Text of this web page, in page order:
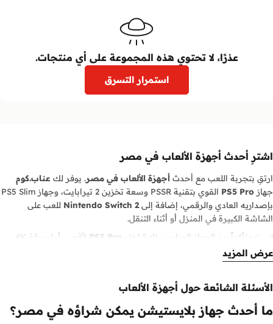
عذرًا، لا تحتوي هذه المجموعة على أي منتجات.
استمرار التسرق
اشترِ أحدث أجهزة الألعاب في مصر
ارتقِ بتجربة اللعب مع أحدث أجهزة الألعاب في مصر. يوفر لك عناب.كوم
جهاز PS5 Pro
القوي بتقنية PSSR وسعة تخزين 2 تيرابايت، وجهاز PS5 Slim
بإصداريه العادي والرقمي، إضافة إلىNintendo Switch 2 للعب على
الشاشة الكبيرة في المنزل أو أثناء التنقل.
لست متأكداً من الجهاز المناسب لك؟ اختر
PS5 Pro
لأقصى أداء بدقة 4K
وتتبع الأشعة، أو PS5 Slim للقيمة الممتازة، أو
العائلي والمغامرات المحمولة. كما نوفر
عناب.كوم أصلي 100%
وتوصيل سريع إلى جميع أنحاء مصر، مع خيار الدفع عند الاستلام أو الدفع
عرض المزيد
الأسئلة الشائعة حول أجهزة الألعاب
ما أحدث جهاز بلايستيشن يمكن شراؤه في مصر؟